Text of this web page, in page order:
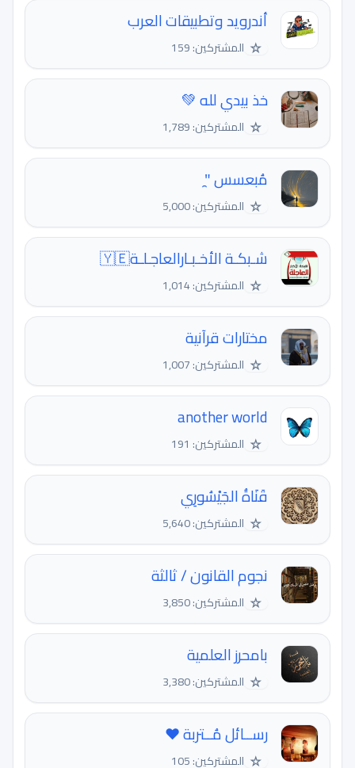
أندرويد وتطبيقات العرب
☆ المشتركين: 159
خذ بيدي لله 💚
☆ المشتركين: 1,789
مُبعسس "̯
☆ المشتركين: 5,000
شـبكـة اﻷخـبـارالعاجـلـة🇾🇪
☆ المشتركين: 1,014
مختارات قرآنية
☆ المشتركين: 1,007
another world
☆ المشتركين: 191
قَنَاةُ الجَيْسُورِي
☆ المشتركين: 5,640
نجوم القانون / ثالثة
☆ المشتركين: 3,850
بامحرز العلمية
☆ المشتركين: 3,380
رســائل مُــتربة ♥️
☆ المشتركين: 105